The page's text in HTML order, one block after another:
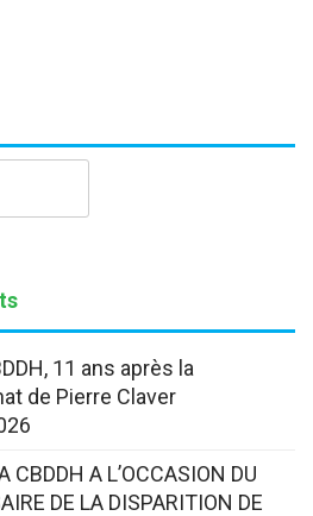
11 ans après la
de Pierre Claver
CBDDH A L’OCCASION DU
DE LA DISPARITION DE